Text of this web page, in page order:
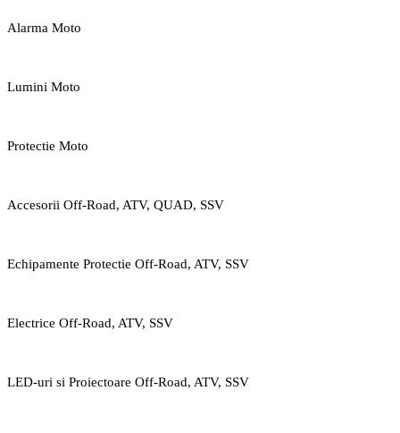
Alarma Moto
Lumini Moto
Protectie Moto
Accesorii Off-Road, ATV, QUAD, SSV
Echipamente Protectie Off-Road, ATV, SSV
Electrice Off-Road, ATV, SSV
LED-uri si Proiectoare Off-Road, ATV, SSV